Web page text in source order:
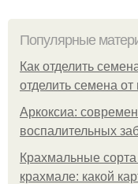
Популярные
Как отделить
отделить семена от
Аркоксиа:
воспалительных
Крахмальные
крахмале: какой